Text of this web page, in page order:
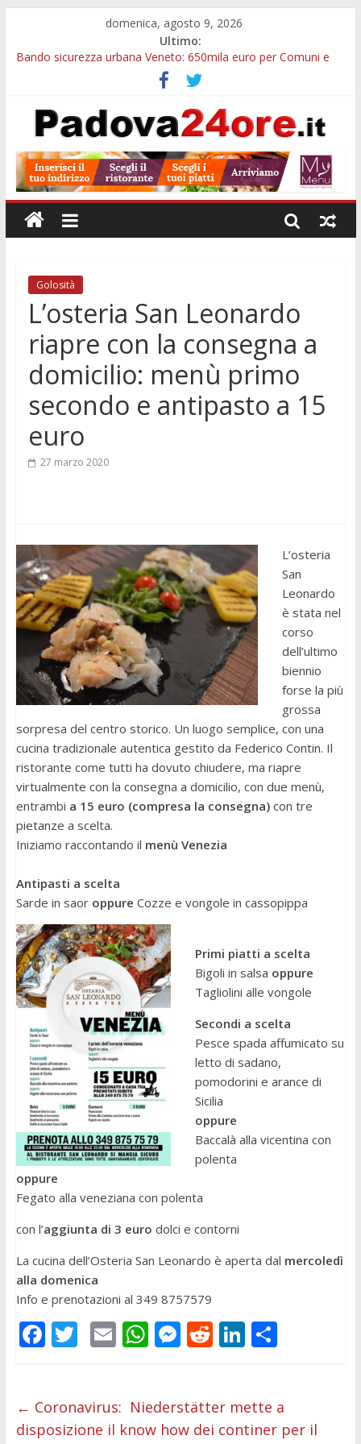
domenica, agosto 9, 2026
Ultimo:
Bando sicurezza urbana Veneto: 650mila euro per Comuni e
Restauro 2026, chiuse le domande: 2,5 milioni per formare
nuove competenze in Veneto
Calici di Stelle Arzergrande: astronomia, musica e sapori al
Notizie di Padova alle ore 10: censimento a Monselice, arresto
antidroga e siccità
Notizie di Padova alle ore 23: maltrattamenti, arresto a
Limena e progetto Cool Shop
Golosità
L’osteria San Leonardo
riapre con la consegna a
domicilio: menù primo
secondo e antipasto a 15
euro
27 marzo 2020
L’osteria
San
Leonardo
è stata nel
corso
dell’ultimo
biennio
forse la più
grossa
sorpresa del centro storico. Un luogo semplice, con una
cucina tradizionale autentica gestito da Federico Contin. Il
ristorante come tutti ha dovuto chiudere, ma riapre
virtualmente con la consegna a domicilio, con due menù,
entrambi a 15 euro (compresa la consegna)con tre
pietanze a scelta.
Iniziamo raccontando il menù Venezia
Antipasti a scelta
Sarde in saor oppure Cozze e vongole in cassopippa
Primi piatti a scelta
Bigoli in salsa oppure
Tagliolini alle vongole
Secondi a scelta
Pesce spada affumicato su
letto di sadano,
pomodorini e arance di
Sicilia
oppure
Baccalà alla vicentina con
polenta
oppure
Fegato alla veneziana con polenta
con l’aggiunta di 3 euro dolci e contorni
La cucina dell’Osteria San Leonardo è aperta dal mercoledì
alla domenica
Info e prenotazioni al 349 8757579
F
b
T
er
E
l
W
s
M
e
R
di
Li
e
C
di
← Coronavirus: Niederstätter mette a
disposizione il know how dei continer per il